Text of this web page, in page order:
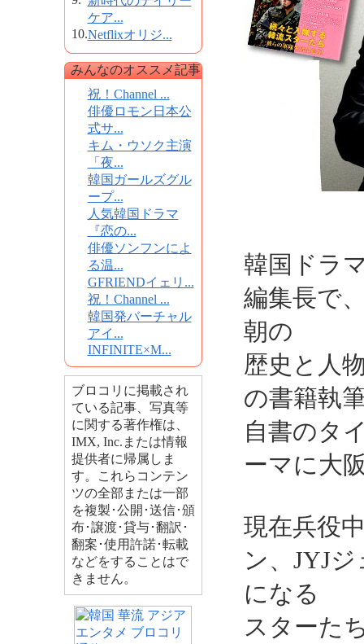
ケア...
10.Netflixオリジ...
みんなのオススメ記事
祝！Channel ...
俳優ロモン日本公
式サ...
キム・ウソク主演
「夜...
韓国ガールズグル
ープ...
人気韓国ドラマ
『恋の...
俳優ソンフンによ
る温...
GFRIENDイェリ...
祝！Channel ...
韓国発バーチャル
アイ...
INFINITE×M...
ブロコリに掲載され
ている記事、写真等
に関する著作権は、
IMX, Inc.または情報
提供者に帰属しま
す。これらコンテン
ツの全部または一部
を複製･公開･送信･頒
布･譲渡･貸与･翻訳･
翻案･使用許諾･転載
などをすることはで
きません。
韓国ドラ
編集長で
朝の
歴史と人
の書籍執
自書のタ
ーマに大
現在兵役
ン、JYJ
になる
スターた